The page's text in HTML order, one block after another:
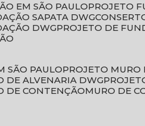
EM SÃO PAULO
PROJETO
SAPATA DWG
DWG
PROJETO DE
SÃO PAULO
PROJETO
DE ALVENARIA DWG
DE CONTENÇÃO
MURO DE